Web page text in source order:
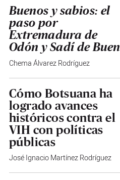
Buenos y sabios: el
paso por
Extremadura de
Odón y Sadí de Buen
Chema Álvarez Rodríguez
Cómo Botsuana ha
logrado avances
históricos contra el
VIH con políticas
públicas
José Ignacio Martínez Rodríguez